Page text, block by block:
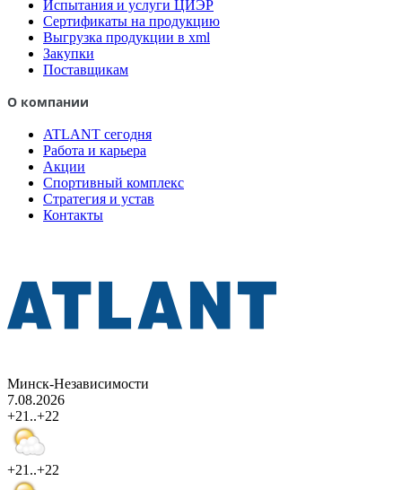
Испытания и услуги ЦИЭР
Сертификаты на продукцию
Выгрузка продукции в xml
Закупки
Поставщикам
О компании
ATLANT сегодня
Работа и карьера
Акции
Спортивный комплекс
Стратегия и устав
Контакты
Минск-Независимости
7.08.2026
+21..+22
+21..+22